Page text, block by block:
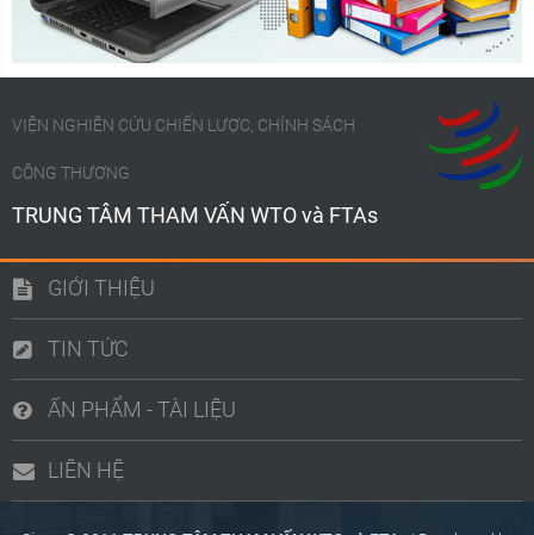
VIỆN NGHIÊN CỨU CHIẾN LƯỢC, CHÍNH SÁCH
CÔNG THƯƠNG
TRUNG TÂM THAM VẤN WTO và FTAs
GIỚI THIỆU
TIN TỨC
ẤN PHẨM - TÀI LIỆU
LIÊN HỆ